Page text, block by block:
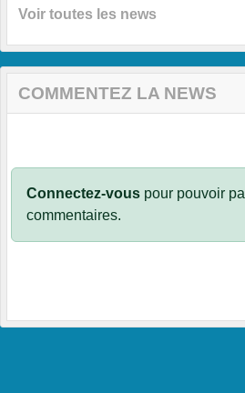
Voir toutes les news
COMMENTEZ LA NEWS
Connectez-vous pour pouvoir
commentaires.